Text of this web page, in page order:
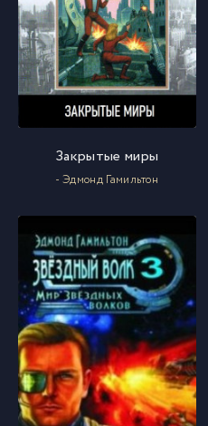
Закрытые миры
- Эдмонд Гамильтон